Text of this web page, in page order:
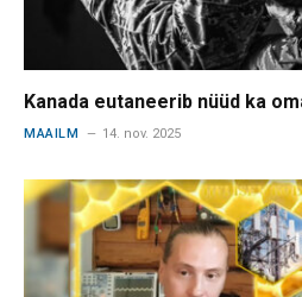
Kanada eutaneerib nüüd ka
MAAILM 14. nov. 2025